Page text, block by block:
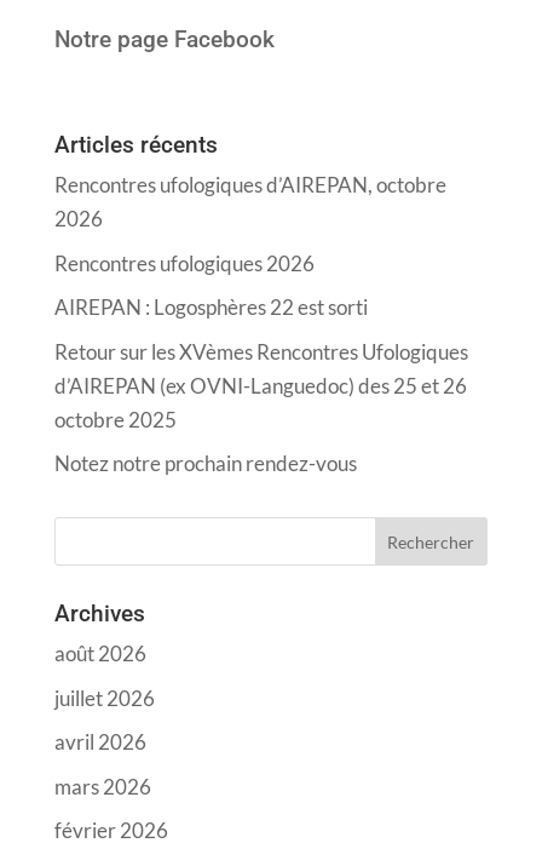
Notre page Facebook
Articles récents
Rencontres ufologiques d’AIREPAN, octobre
2026
Rencontres ufologiques 2026
AIREPAN : Logosphères 22 est sorti
Retour sur les XVèmes Rencontres Ufologiques
d’AIREPAN (ex OVNI-Languedoc) des 25 et 26
octobre 2025
Notez notre prochain rendez-vous
Archives
août 2026
juillet 2026
avril 2026
mars 2026
février 2026